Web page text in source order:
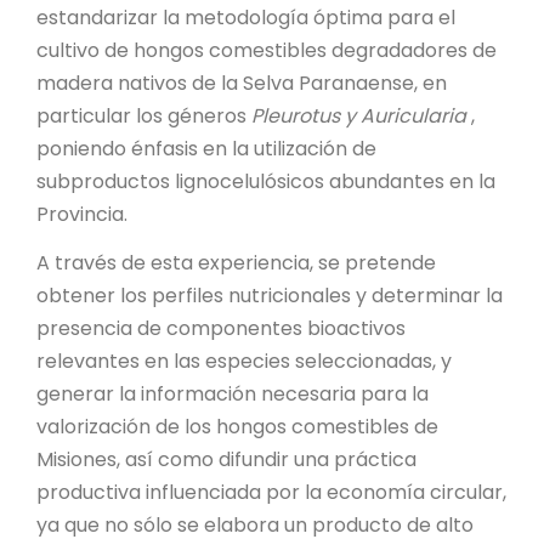
estandarizar la metodología óptima para el
cultivo de hongos comestibles degradadores de
madera nativos de la Selva Paranaense, en
particular los géneros Pleurotus y Auricularia,
poniendo énfasis en la utilización de
subproductos lignocelulósicos abundantes en la
Provincia.
A través de esta experiencia, se pretende
obtener los perfiles nutricionales y determinar la
presencia de componentes bioactivos
relevantes en las especies seleccionadas, y
generar la información necesaria para la
valorización de los hongos comestibles de
Misiones, así como difundir una práctica
productiva influenciada por la economía circular,
ya que no sólo se elabora un producto de alto